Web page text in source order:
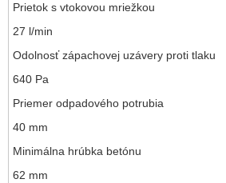
Prietok s vtokovou mriežkou
27 l/min
Odolnosť zápachovej uzávery proti tlaku
640 Pa
Priemer odpadového potrubia
40 mm
Minimálna hrúbka betónu
62 mm